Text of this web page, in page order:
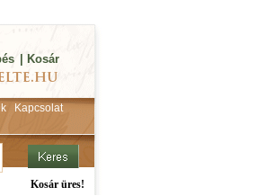
Kosár
Kapcsolat
Kosár üres!